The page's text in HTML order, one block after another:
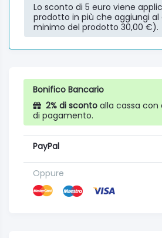
Lo sconto di 5 euro viene
prodotto in più che aggiungi
minimo del prodotto 30,00 €).
Bonifico Bancario
2% di sconto alla cassa
di pagamento.
PayPal
Oppure